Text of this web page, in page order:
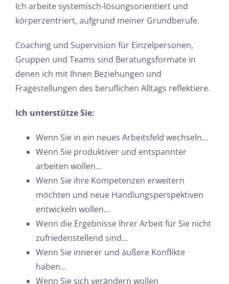
Ich arbeite systemisch-lösungsorientiert und
körperzentriert, aufgrund meiner Grundberufe.
Coaching und Supervision für Einzelpersonen,
Gruppen und Teams sind Beratungsformate in
denen ich mit Ihnen Beziehungen und
Fragestellungen des beruflichen Alltags reflektiere.
Ich unterstütze Sie:
Wenn Sie in ein neues Arbeitsfeld wechseln…
Wenn Sie produktiver und entspannter
arbeiten wollen…
Wenn Sie ihre Kompetenzen erweitern
möchten und neue Handlungsperspektiven
entwickeln wollen…
Wenn die Ergebnisse Ihrer Arbeit für Sie nicht
zufriedenstellend sind…
Wenn Sie innerer und äußere Konflikte
haben…
Wenn Sie sich verändern wollen